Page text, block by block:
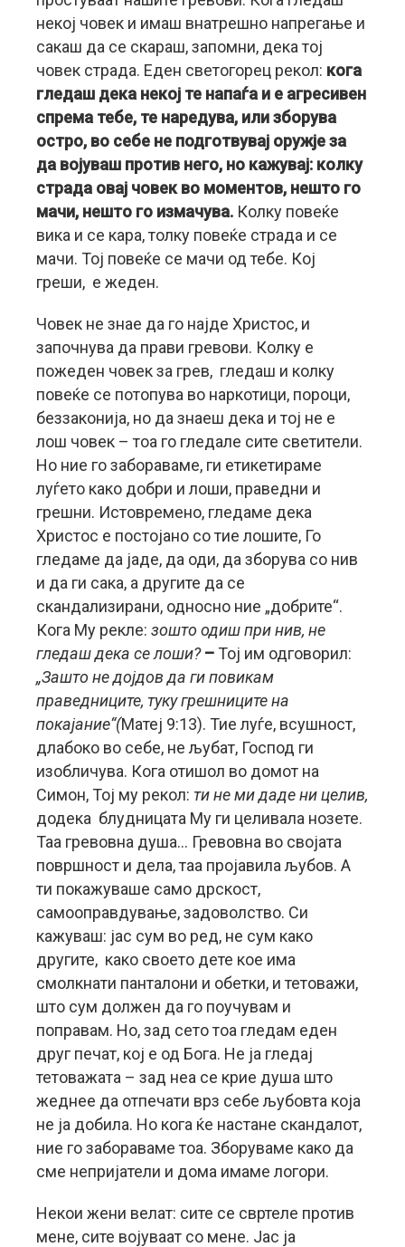
некој човек и имаш внатрешно напрегање и
сакаш да се скараш, запомни, дека тој
човек страда. Еден светогорец рекол: кога
гледаш дека некој те напаѓа и е агресивен
спрема тебе, те наредува, или зборува
остро, во себе не подготвувај оружје за
да војуваш против него, но кажувај: колку
страда овај човек во моментов, нешто го
мачи, нешто го измачува. Колку повеќе
вика и се кара, толку повеќе страда и се
мачи. Тој повеќе се мачи од тебе. Кој
греши, е жеден.
Човек не знае да го најде Христос, и
започнува да прави гревови. Колку е
пожеден човек за грев, гледаш и колку
повеќе се потопува во наркотици, пороци,
беззаконија, но да знаеш дека и тој не е
лош човек – тоа го гледале сите светители.
Но ние го забораваме, ги етикетираме
луѓето како добри и лоши, праведни и
грешни. Истовремено, гледаме дека
Христос е постојано со тие лошите, Го
гледаме да јаде, да оди, да зборува со нив
и да ги сака, а другите да се
скандализирани, односно ние „добрите“.
Кога Му рекле: зошто одиш при нив, не
гледаш дека се лоши?– Тој им одговорил:
„Зашто не дојдов да ги повикам
праведниците, туку грешниците на
покајание“(Матеј 9:13). Тие луѓе, всушност,
длабоко во себе, не љубат, Господ ги
изобличува. Кога отишол во домот на
Симон, Тој му рекол: ти не ми даде ни целив,
додека блудницата Му ги целивала нозете.
Таа гревовна душа… Гревовна во својата
површност и дела, таа пројавила љубов. А
ти покажуваше само дрскост,
самооправдување, задоволство. Си
кажуваш: јас сум во ред, не сум како
другите, како своето дете кое има
смолкнати панталони и обетки, и тетоважи,
што сум должен да го поучувам и
поправам. Но, зад сето тоа гледам еден
друг печат, кој е од Бога. Не ја гледај
тетоважата – зад неа се крие душа што
жеднее да отпечати врз себе љубовта која
не ја добила. Но кога ќе настане скандалот,
ние го забораваме тоа. Зборуваме како да
сме непријатели и дома имаме логори.
Некои жени велат: сите се свртеле против
мене, сите војуваат со мене. Јас ја